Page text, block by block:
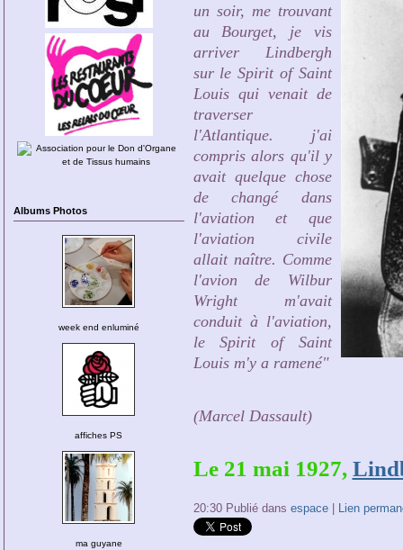
Albums Photos
week end enluminé
affiches PS
ma guyane
un soir, me trouvant
au Bourget, je vis
arriver Lindbergh
sur le Spirit of Saint
Louis qui venait de
traverser
l'Atlantique. j'ai
compris alors qu'il y
avait quelque chose
de changé dans
l'aviation et que
l'aviation civile
allait naître. Comme
l'avion de Wilbur
Wright m'avait
conduit à l'aviation,
le Spirit of Saint
Louis m'y a ramené"
(Marcel Dassault)
Le 21 mai 1927,
20:30 Publié dans espace| Lien